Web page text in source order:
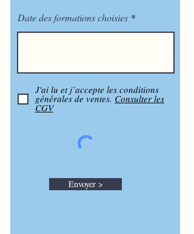
Date des formations choisies
J'ai lu et j’accepte les conditions
générales de ventes. Consulter les
CGV
Envoyer >